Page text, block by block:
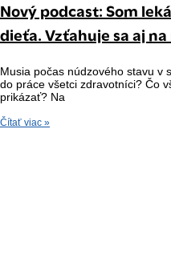
Nový podcast: Som
dieťa. Vzťahuje sa aj
Musia počas núdzového stavu v
do práce všetci zdravotníci? Čo
prikázať? Na
Čítať viac »